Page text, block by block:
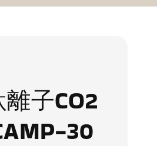
子CO2
30